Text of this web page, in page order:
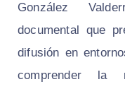
González
documental que
difusión en
comprender la